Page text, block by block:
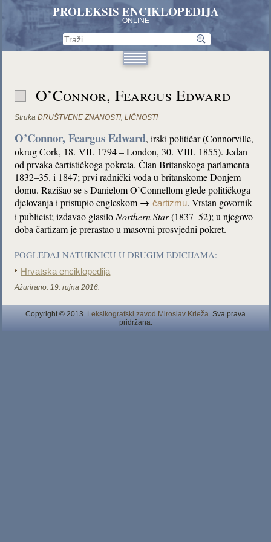
PROLEKSIS ENCIKLOPEDIJA
ONLINE
O’Connor, Feargus Edward
Struka DRUŠTVENE ZNANOSTI,LIČNOSTI
O’Connor, Feargus Edward, irski političar (Connorville,
okrug Cork, 18. VII. 1794 – London, 30. VIII. 1855). Jedan
od prvaka čartističkoga pokreta. Član Britanskoga parlamenta
1832–35. i 1847; prvi radnički vođa u britanskome Donjem
domu. Razišao se s Danielom O’Connellom glede političkoga
djelovanja i pristupio engleskom →čartizmu. Vrstan govornik
i publicist; izdavao glasilo Northern Star(1837–52); u njegovo
doba čartizam je prerastao u masovni prosvjedni pokret.
POGLEDAJ NATUKNICU U DRUGIM EDICIJAMA:
Hrvatska enciklopedija
Ažurirano: 19. rujna 2016.
Copyright © 2013. Leksikografski zavod Miroslav Krleža. Sva prava
pridržana.